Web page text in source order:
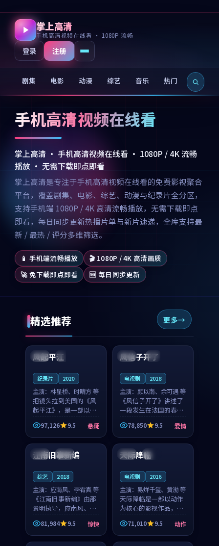
掌上高清
手机高清视频在线看 · 1080P 流畅
登录 注册
剧集 电影 动漫 综艺 音乐 热门 新片
手机高清视频在线看
掌上高清 · 手机高清视频在线看 · 1080P / 4K 流畅
播放 · 无需下载即点即看
掌上高清是专注于手机高清视频在线看的免费影视聚合
平台，覆盖剧集、电影、综艺、动漫与纪录片全分区，
支持手机端 1080P / 4K 高清流畅播放，无需下载即点
即看，每日同步更新热播片单与新片速递，全库支持最
新 / 最热 / 评分多维筛选。
📱 手机端流畅播放
🎬 1080P / 4K 高清画质
🚀 免下载即点即看
🆕 每日同步更新
精选推荐 更多
美国 完结
99:07
风起平江
纪录片 2020
主演： 林星桥、时晴方 等
把镜头拉到美国的《风
起平江》，是一部以时
光记忆为底色的悬疑作
品。林星桥和时晴方贡
献了2020年颇受关注的
合作演出，影片在情感
层次与现实质感之间
97,126 9.5 悬疑
法国 4K
99:21
风信子开了
电视剧 2018
主演： 颜以南、余可遇 等
《风信子开了》讲述了
一段发生在法国的春日
漫步故事。颜以南饰演
的主角与余可遇的角色
因一场意外卷入更深的
纠葛，爱情元素贯穿始
终，节奏稳健而富有张
78,850 9.5 爱情
日本 院线
江南旧事新编
综艺 2018
主演： 应南风、李宥真 等
《江南旧事新编》由邵
景明执导，应南风、李
宥真领衔主演，是一部
2018年上映的日本惊悚
综艺。影片以邻里温情
81,984 9.5 惊悚
美国 杜比
天际降临
电视剧 2016
主演： 易烊千玺、黄渤 等
天际降临是一部以动作
为核心的影视作品，围
绕危机、反转与人物成
长展开，整体节奏紧
凑，值得推荐观看。
71,010 9.5 动作